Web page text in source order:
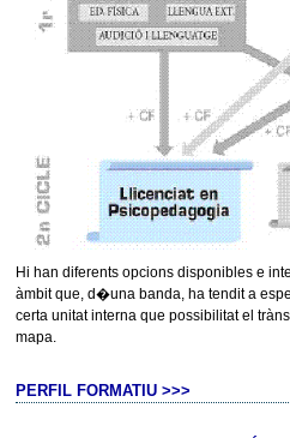
Hi han diferents opcions disponibles e
àmbit que, d�una banda, ha tendit a
certa unitat interna que possibilitat el
mapa.
PERFIL FORMATIU >>>